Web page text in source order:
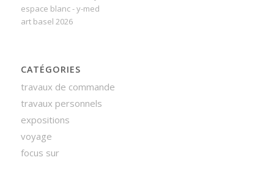
espace blanc - y-med
art basel 2026
CATÉGORIES
travaux de commande
travaux personnels
expositions
voyage
focus sur